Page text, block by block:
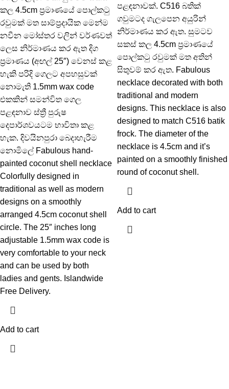
කල 4.5cm ප්‍රමාණයේ පොල්කටු
රවුමක් මත සාම්ප්‍රදායික මෙන්ම
නවීන මෝස්තර වලින් වර්ණවත්
ලෙස නිර්මාණය කර ඇත දිග
ප්‍රමාණය (අඟල් 25″) වෙනස් කළ
හැකි පරිදි ගෙලට අපහසුවක්
නොමැති 1.5mm wax code
එකකින් සමන්විත ගෙල
පළඳනාව ස්ත්‍රී පුරුෂ
දෙපාර්ශවයටම භාවිතා කළ
හැක. දිවයිනපුරා බෙදාහැරීම
නොමිලේ Fabulous hand-
painted coconut shell necklace
Colorfully designed in
traditional as well as modern
designs on a smoothly
arranged 4.5cm coconut shell
circle. The 25″ inches long
adjustable 1.5mm wax code is
very comfortable to your neck
and can be used by both
ladies and gents. Islandwide
Free Delivery.
Add to cart
පළඳනාවක්. C516 බතික්
ගවුමටද ගැලපෙන අයුරින්
නිර්මාණය කර ඇත. සුමටව
සකස් කල 4.5cm ප්‍රමාණයේ
පොල්කටු රවුමක් මත අතින්
සිතුවම් කර ඇත. Fabulous
necklace decorated with both
traditional and modern
designs. This necklace is also
designed to match C516 batik
frock. The diameter of the
necklace is 4.5cm and it’s
painted on a smoothly finished
round of coconut shell.
Add to cart